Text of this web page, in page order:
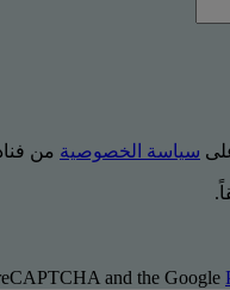
سياسة الخصوصية من
and the Google